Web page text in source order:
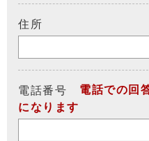
住所
電話番号
電話での回
になります